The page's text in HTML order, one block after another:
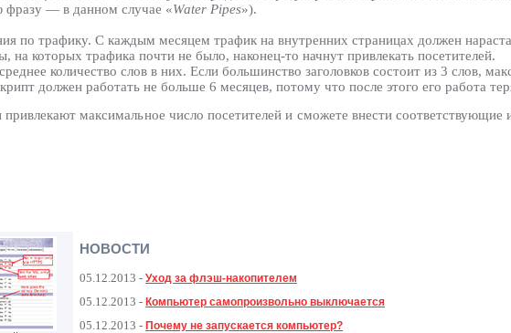
фразу — в данном случае «Water Pipes»).
по трафику. С каждым месяцем трафик на внутренних страницах должен
на которых трафика почти не было, наконец-то начнут привлекать посетителей.
количество слов в них. Если большинство заголовков состоит из 3 слов,
должен работать не больше 6 месяцев, потому что после этого его работа
привлекают максимальное число посетителей и сможете внести соответствующие
НОВОСТИ
05.12.2013 - Уход за флэш-накопителем
05.12.2013 - Компьютер самопроизвольно выключается
05.12.2013 - Почему не запускается компьютер?